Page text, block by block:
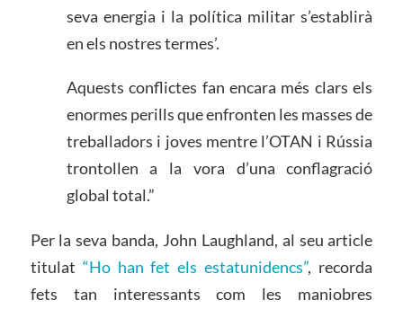
seva energia i la política militar s’establirà
en els nostres termes’.
Aquests conflictes fan encara més clars els
enormes perills que enfronten les masses de
treballadors i joves mentre l’OTAN i Rússia
trontollen a la vora d’una conflagració
global total.”
Per la seva banda, John Laughland, al seu article
titulat “Ho han fet els estatunidencs”, recorda
fets tan interessants com les maniobres